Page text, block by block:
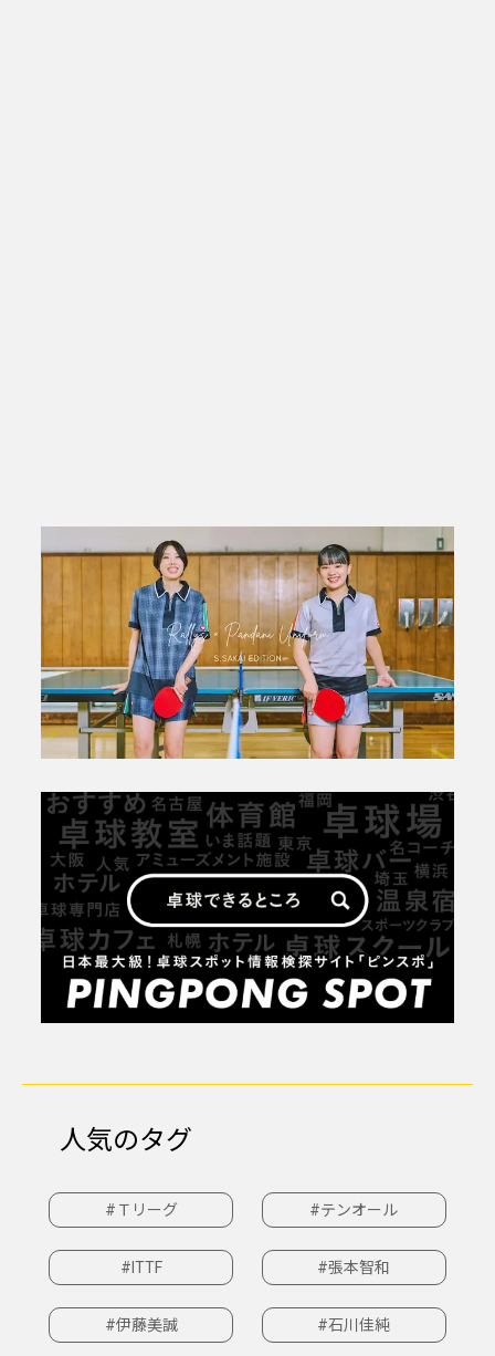
人気のタグ
#Ｔリーグ #テンオール
#ITTF #張本智和
#伊藤美誠 #石川佳純